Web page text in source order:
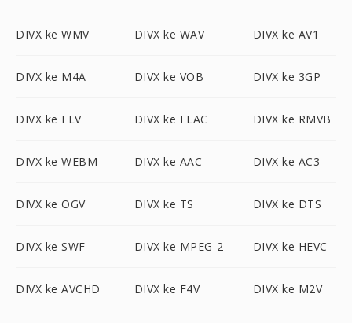
DIVX ke WMV DIVX ke WAV DIVX ke AV1
DIVX ke M4A DIVX ke VOB DIVX ke 3GP
DIVX ke FLV DIVX ke FLAC DIVX ke RMVB
DIVX ke WEBM DIVX ke AAC DIVX ke AC3
DIVX ke OGV DIVX ke TS DIVX ke DTS
DIVX ke SWF DIVX ke MPEG-2 DIVX ke HEVC
DIVX ke AVCHD DIVX ke F4V DIVX ke M2V